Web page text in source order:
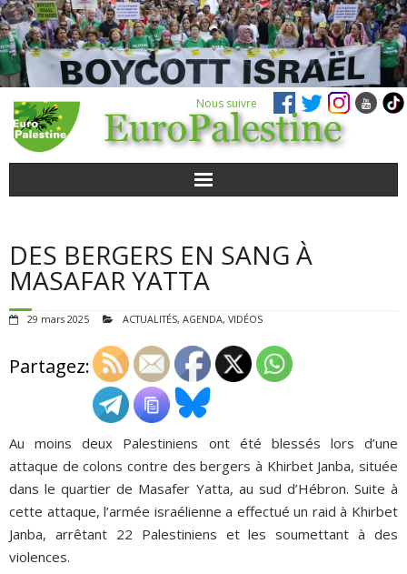
Nous suivre
POUR AGIR
QUI SOMMES-NOUS ?
ADHÉSIONS, DONS, CONTACT
DES BERGERS EN SANG À
MASAFAR YATTA
29 mars 2025 ACTUALITÉS, AGENDA, VIDÉOS
Partagez:
Au moins deux Palestiniens ont été blessés lors d’une
attaque de colons contre des bergers à Khirbet Janba, située
dans le quartier de Masafer Yatta, au sud d’Hébron. Suite à
cette attaque, l’armée israélienne a effectué un raid à Khirbet
Janba, arrêtant 22 Palestiniens et les soumettant à des
violences.